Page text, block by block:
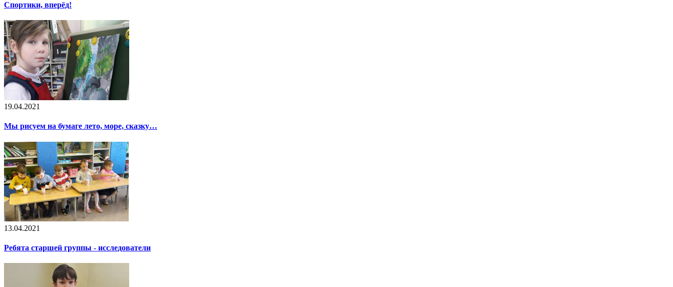
Спортики, вперёд!
19.04.2021
Мы рисуем на бумаге лето, море, сказку…
13.04.2021
Ребята старшей группы - исследователи